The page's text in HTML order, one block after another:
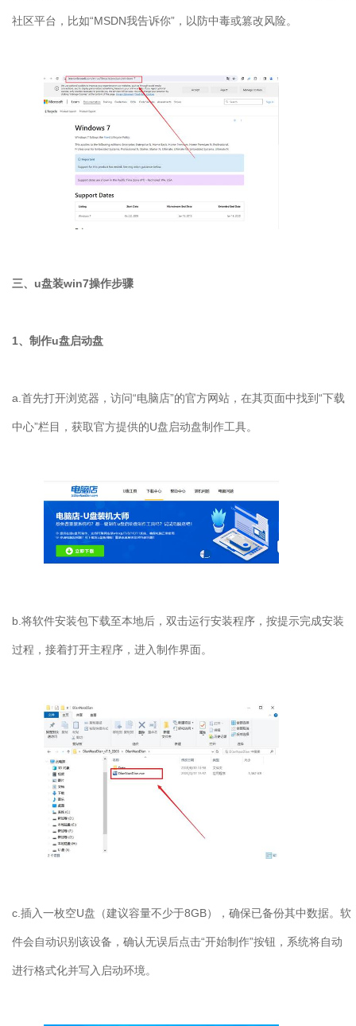
社区平台，比如“MSDN我告诉你”，以防中毒或篡改风险。
三、 u盘装win7操作步骤
1、制作u盘启动盘
a. 首先打开浏览器，访问“电脑店”的官方网站，在其页面中找到“下载
中心”栏目，获取官方提供的U盘启动盘制作工具。
b.将软件安装包下载至本地后，双击运行安装程序，按提示完成安装
过程，接着打开主程序，进入制作界面。
c.插入一枚空U盘（建议容量不少于8GB），确保已备份其中数据。软
件会自动识别该设备，确认无误后点击“开始制作”按钮，系统将自动
进行格式化并写入启动环境。